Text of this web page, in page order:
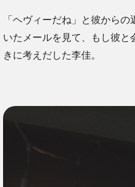
「ヘヴィーだね」と彼から
いたメールを見て、もし彼と
きに考えだした李佳。